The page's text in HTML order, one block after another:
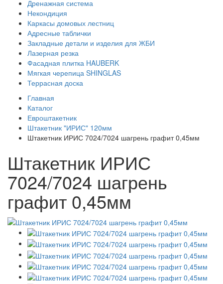
Дренажная система
Некондиция
Каркасы домовых лестниц
Адресные таблички
Закладные детали и изделия для ЖБИ
Лазерная резка
Фасадная плитка HAUBERK
Мягкая черепица SHINGLAS
Террасная доска
Главная
Каталог
Евроштакетник
Штакетник "ИРИС" 120мм
Штакетник ИРИС 7024/7024 шагрень графит 0,45мм
Штакетник ИРИС
7024/7024 шагрень
графит 0,45мм